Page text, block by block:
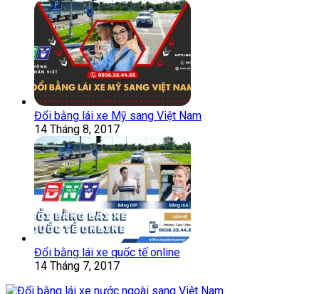
Đổi bằng lái xe Mỹ sang Việt Nam
14 Tháng 8, 2017
Đổi bằng lái xe quốc tế online
14 Tháng 7, 2017